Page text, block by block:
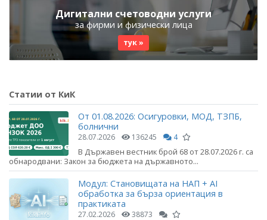
Дигитални счетоводни услуги
за фирми и физически лица
тук »
Статии от КиК
От 01.08.2026: Осигуровки, МОД, ТЗПБ,
болнични
28.07.2026 136245 4
В Държавен вестник брой 68 от 28.07.2026 г. са
обнародвани: Закон за бюджета на държавното...
Модул: Становищата на НАП + AI
обработка за бърза ориентация в
практиката
27.02.2026 38873